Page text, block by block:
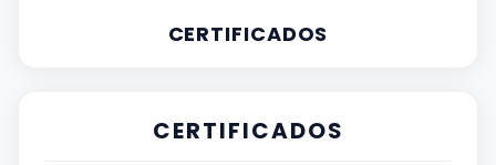
CERTIFICADOS
CERTIFICADOS